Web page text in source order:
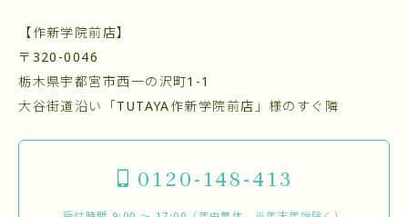
【作新学院前店】
〒320-0046
栃木県宇都宮市西一の沢町1-1
大谷街道沿い「TUTAYA作新学院前店」様のすぐ隣
0120-148-413